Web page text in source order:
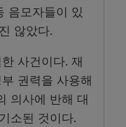
음모자들이 있
않았다.
사건이다. 재
권력을 사용해
의사에 반해 대
소된 것이다.